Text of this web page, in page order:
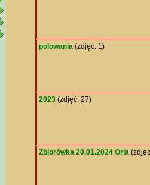
polowania(zdjęć: 1)
2023(zdjęć: 27)
Zbiorówka 20.01.2024 Orla